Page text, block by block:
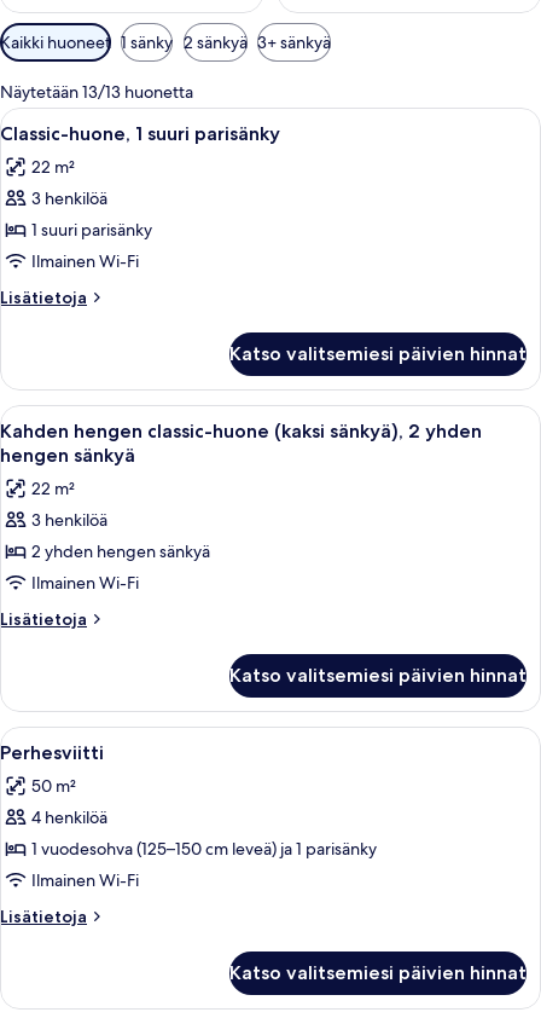
Huoneille
saatavilla
olevia
suodattimia
Kaikki huoneet 1 sänky 2 sänkyä 3+ sänkyä
Näytetään 13/13 huonetta
Avaa
kaikki
huonetyypin
Classic-
huone,
1
suuri
parisänky
Hotellihuone, jossa on suuri sänky,
6
Classic-huone, 1 suuri parisänky
22 m²
3 henkilöä
1 suuri parisänky
Ilmainen Wi-Fi
Lisätietoja
Lisätietoja
1
suuri
parisänky
Katso valitsemiesi päivien hinnat
Avaa
kaikki
huonetyypin
Kahden
hengen
classic-
huone
(kaksi
yhden
hengen
sänkyä
kuvat
Hotellihuone, jossa on kaksi
6
Kahden hengen classic-huone (kaksi sänkyä), 2 yhden
hengen sänkyä
22 m²
3 henkilöä
2 yhden hengen sänkyä
Ilmainen Wi-Fi
Lisätietoja
Lisätietoja
classic-
huone
(kaksi
2
yhden
sänkyä
Katso valitsemiesi päivien hinnat
Avaa
kaikki
huonetyypin
Perhesviitti
kuvat
Hotellihuone, jossa on suuri sänky,
9
Perhesviitti
50 m²
4 henkilöä
1 vuodesohva (125–150 cm leveä) ja 1 parisänky
Ilmainen Wi-Fi
Lisätietoja
Lisätietoja
Katso valitsemiesi päivien hinnat